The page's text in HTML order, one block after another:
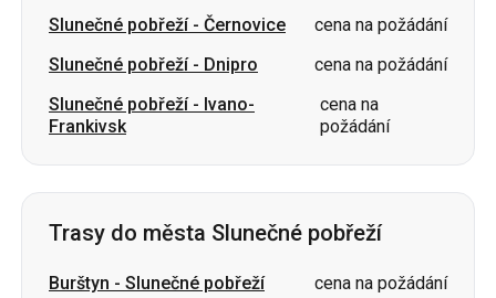
Trasy do města Slunečné pobřeží
Burštyn-Slunečné pobřeží
cena na požádání
Charkov-Slunečné pobřeží
cena na požádání
Kremenec-Slunečné pobřeží
cena na požádání